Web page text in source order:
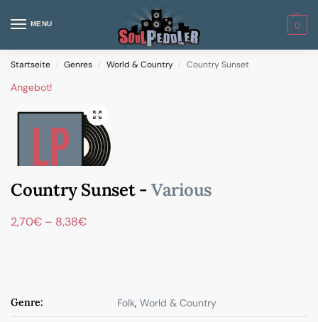
MENU 0
Startseite / Genres / World & Country / Country Sunset
Angebot!
Country Sunset - Various
2,70€ – 8,38€
Genre: Folk, World & Country